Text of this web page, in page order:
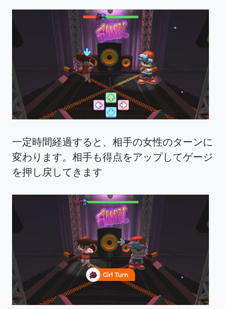
一定時間経過すると、相手の女性のターンに
変わります。相手も得点をアップしてゲージ
を押し戻してきます